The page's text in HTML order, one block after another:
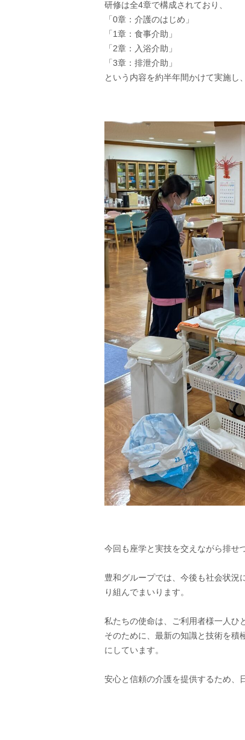
研修は全4章で構成されており、
「0章：介護のはじめ」
「1章：食事介助」
「2章：入浴介助」
「3章：排泄介助」
という内容を約半年間かけて実施し
今回も座学と実技を交えながら排せ
豊和グループでは、今後も社会状況
り組んでまいります。
私たちの使命は、ご利用者様一人ひ
そのために、最新の知識と技術を積
にしています。
安心と信頼の介護を提供するため、